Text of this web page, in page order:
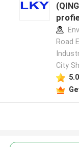
Road
City
5.0